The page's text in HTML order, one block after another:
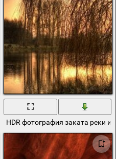
исполнении
HDR фотография заката реки и